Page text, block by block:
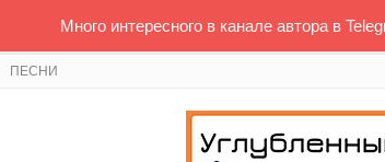
ПЕСНИ
Много интересного в канале автора в